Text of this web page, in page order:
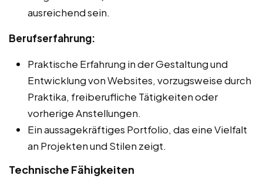
ausreichend sein.
Berufserfahrung:
Praktische Erfahrung in der Gestaltung und
Entwicklung von Websites, vorzugsweise durch
Praktika, freiberufliche Tätigkeiten oder
vorherige Anstellungen.
Ein aussagekräftiges Portfolio, das eine Vielfalt
an Projekten und Stilen zeigt.
Technische Fähigkeiten